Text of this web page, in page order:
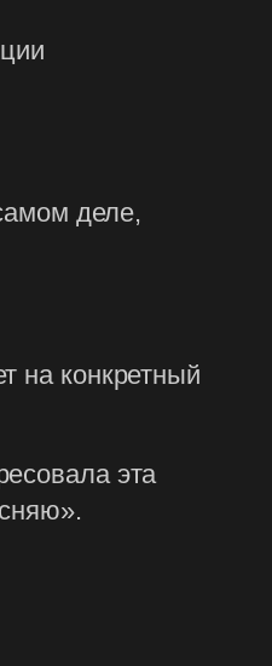
деле,
на конкретный
эта